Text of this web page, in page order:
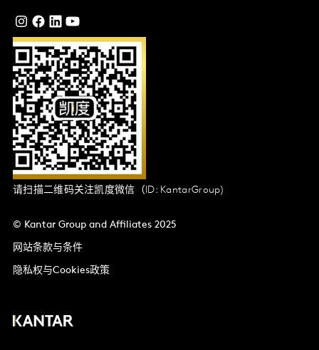
请扫描二维码关注凯度微信（ID: KantarGroup)
© Kantar Group and Affiliates 2025
网站条款与条件
隐私权与Cookies政策